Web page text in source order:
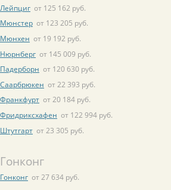
Лейпциг от 125 162 руб.
Мюнстер от 123 205 руб.
Мюнхен от 19 192 руб.
Нюрнберг от 145 009 руб.
Падерборн от 120 630 руб.
Саарбрюкен от 22 393 руб.
Франкфурт от 20 184 руб.
Фридриксхафен от 122 994 руб.
Штутгарт от 23 305 руб.
Гонконг
Гонконг от 27 634 руб.